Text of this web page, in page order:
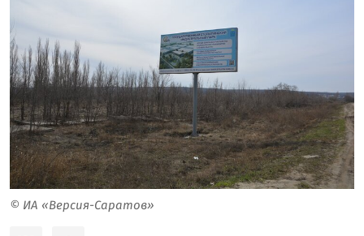
© ИА «Версия-Саратов»